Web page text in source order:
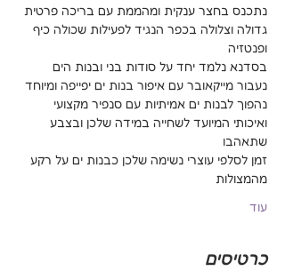
נתכנס בחצר ענקית ומהממת עם בריכה פרטית
גדולה וצלולה בכפר הנגיד לפעילות שכולה כיף
ופנטזיה
בסדנא נלמד יחד על סודות בני ובנות הים
נעבור מייקאובר עם איפור בנות ים יפייפה ומיוחד
נהפוך לבנות ים אמיתיות עם סנפיר מקצועי
ואיכותי המיועד לשחייה במידה שלכן ובצבע
שתאהבו
זמן לסלפי עוצרי נשימה שלכן כבנות ים על רקע
מהמצולות
עוד
כרטיסים